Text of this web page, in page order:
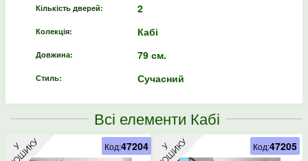
Кількість дверей: 2
Колекція: Кабі
Довжина: 79 см.
Стиль: Сучасний
Всі елементи Кабі
Код:47204 Код:47205